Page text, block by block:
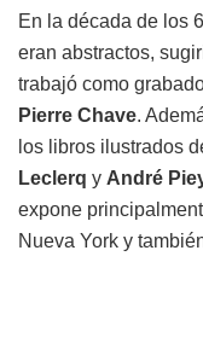
En la década de los
eran abstractos,
trabajó como
Pierre Chave.
los libros ilustrados
Leclerq y André
expone
Nueva York y